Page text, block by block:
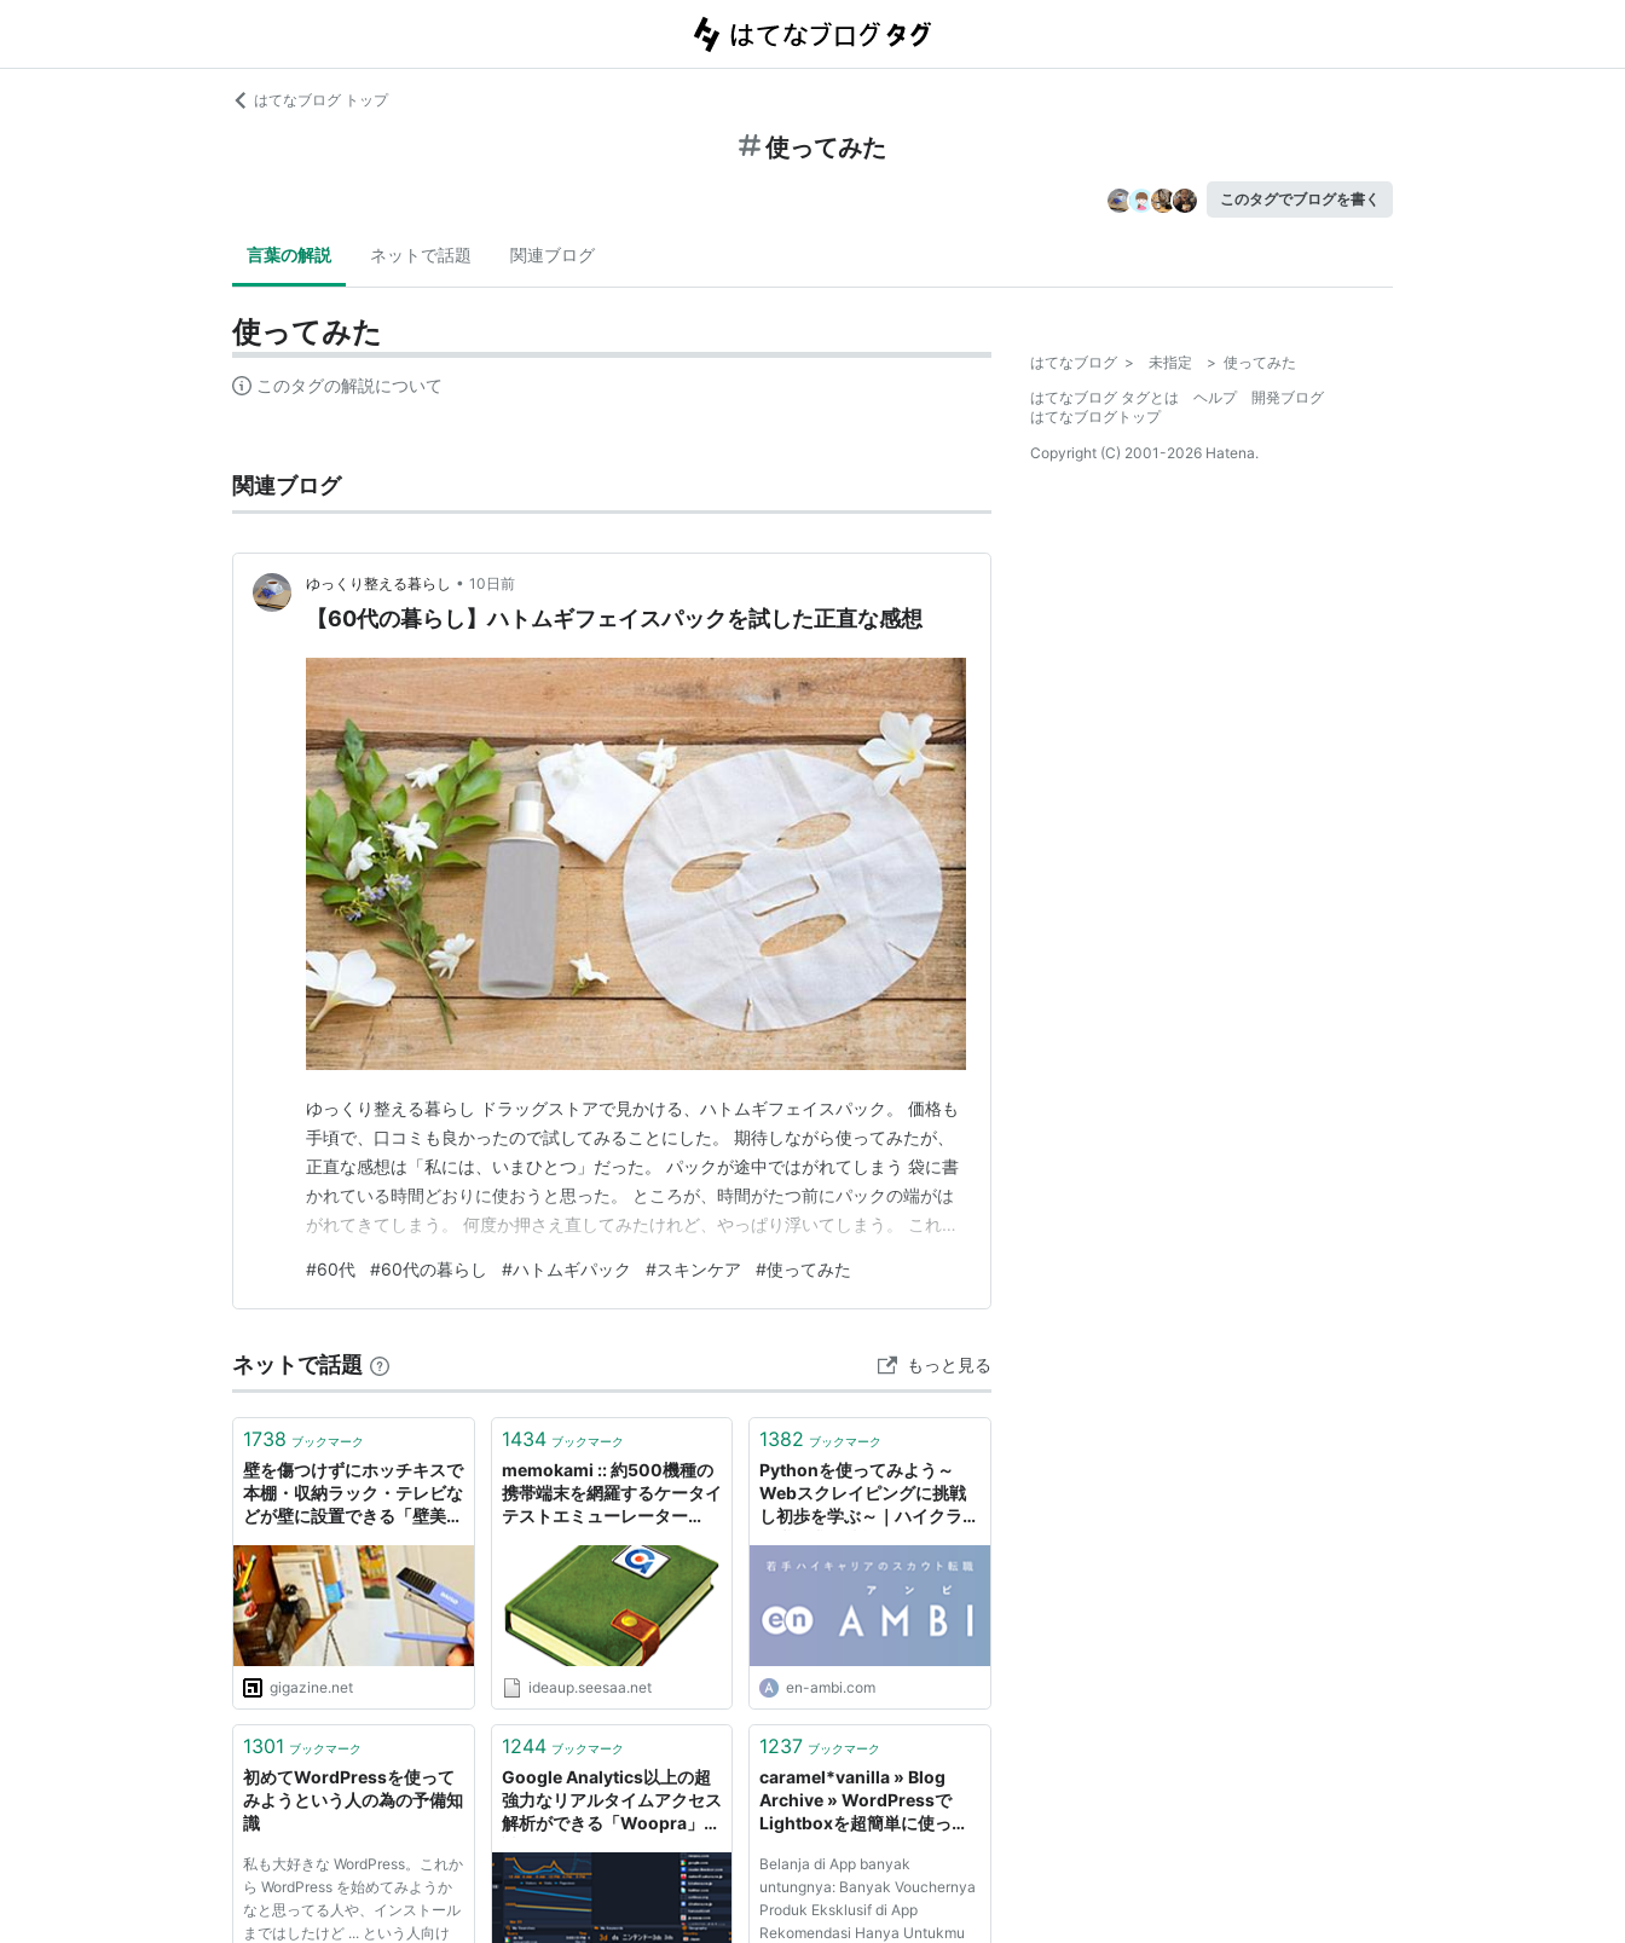
はてなブログ トップ
使ってみた
このタグでブログを書く
言葉の解説 ネットで話題 関連ブログ
使ってみた
このタグの解説について
関連ブログ
ゆっくり整える暮らし • 10日前
【60代の暮らし】ハトムギフェイスパックを試した正直な感想
ゆっくり整える暮らし ドラッグストアで見かける、ハトムギフェイスパック。 価格も
手頃で、口コミも良かったので試してみることにした。 期待しながら使ってみたが、
正直な感想は「私には、いまひとつ」だった。 パックが途中ではがれてしまう 袋に書
かれている時間どおりに使おうと思った。 ところが、時間がたつ前にパックの端がは
がれてきてしまう。 何度か押さえ直してみたけれど、やっぱり浮いてしまう。 これで
は私だけかもしれないが、顔全体を覆われると、 なんとなく肌が呼吸できないような
感覚になった。 数分で「もう外したい」と思って…
#60代 #60代の暮らし #ハトムギパック #スキンケア #使ってみた
ネットで話題 もっと見る
1738 ブックマーク
壁を傷つけずにホッチキスで
本棚・収納ラック・テレビな
どが壁に設置できる「壁美
gigazine.net
1434 ブックマーク
memokami :: 約500機種の
携帯端末を網羅するケータイ
テストエミューレーター
ました
ideaup.seesaa.net
1382 ブックマーク
Pythonを使ってみよう～
Webスクレイピングに挑戦
し初歩を学ぶ～｜ハイクラス
ビ（AMBI）
en-ambi.com
1301 ブックマーク
初めてWordPressを使って
みようという人の為の予備知
識
私も大好きな WordPress。これか
ら WordPress を始めてみようか
なと思ってる人や、インストール
まではしたけど ... という人向け
1244 ブックマーク
Google Analytics以上の超
強力なリアルタイムアクセス
解析ができる「Woopra」を
1237 ブックマーク
caramel*vanilla » Blog
Archive » WordPressで
Lightboxを超簡単に使って
Belanja di App banyak
untungnya: Banyak Vouchernya
Produk Eksklusif di App
Rekomendasi Hanya Untukmu
はてなブログ > 未指定 > 使ってみた
はてなブログ タグとは
ヘルプ
開発ブログ
はてなブログトップ
Copyright (C) 2001-2026 Hatena.